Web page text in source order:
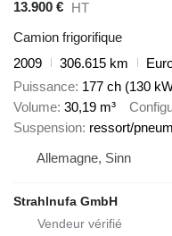
13.900 € HT
Camion frigorifique
2009
306.615 km
Puissance 177 ch (130
Volume 30,19 m³
Suspension ressort/
Allemagne, Sinn
Strahlnufa GmbH